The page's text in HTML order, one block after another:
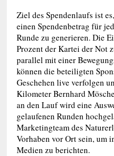
Ziel des Spendenlaufs ist
einen Spendenbetrag für
Runde zu generieren. Die
Prozent der Kartei der Not
parallel mit einer
können die beteiligten
Geschehen live verfolgen
Kilometer Bernhard
an den Lauf wird eine
gelaufenen Runden
Marketingteam des
Vorhaben vor Ort sein, um
Medien zu berichten.